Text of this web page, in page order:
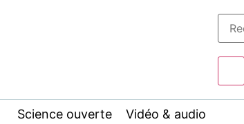
Science ouverte Vidéo & audio